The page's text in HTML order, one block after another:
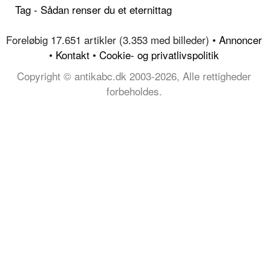
Tag - Sådan renser du et eternittag
Foreløbig 17.651 artikler (3.353 med billeder) • Annoncer
• Kontakt • Cookie- og privatlivspolitik
Copyright © antikabc.dk 2003-2026, Alle rettigheder
forbeholdes.